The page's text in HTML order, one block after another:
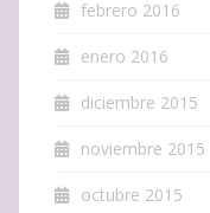
febrero 2016
enero 2016
diciembre 2015
noviembre 2015
octubre 2015